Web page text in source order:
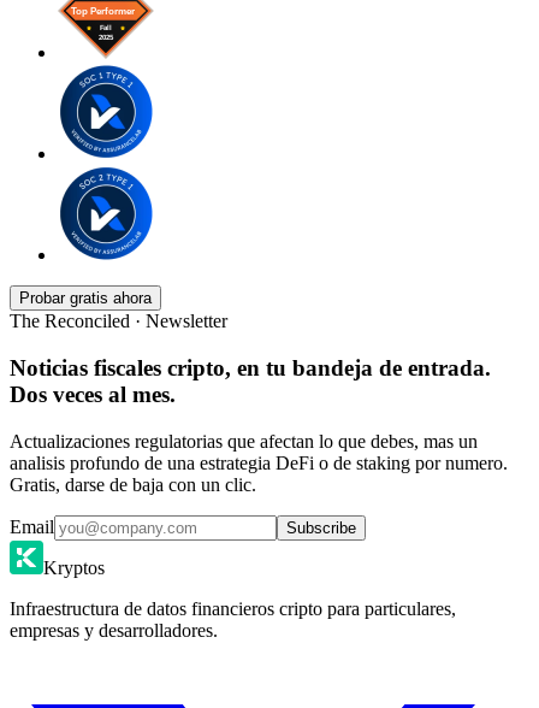
Probar gratis ahora
The Reconciled · Newsletter
Noticias fiscales cripto, en tu bandeja de entrada.
Dos veces al mes.
Actualizaciones regulatorias que afectan lo que debes, mas un
analisis profundo de una estrategia DeFi o de staking por numero.
Gratis, darse de baja con un clic.
Email Subscribe
Kryptos
Infraestructura de datos financieros cripto para particulares,
empresas y desarrolladores.